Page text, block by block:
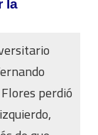
la
perdió